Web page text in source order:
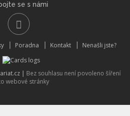
se s námi
Poradna Kontakt Nenašli jste?
| Bez souhlasu není povoleno šíření
webové stránky